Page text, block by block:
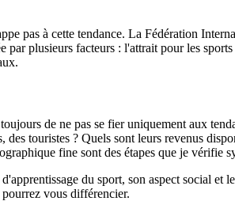
pas à cette tendance. La Fédération
plusieurs facteurs : l'attrait pour les
de ne pas se fier uniquement aux
touristes ? Quels sont leurs revenus
fine sont des étapes que je vérifie
du sport, son aspect social
vous différencier.